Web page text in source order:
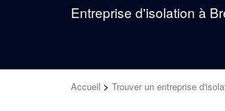
Entreprise d'isolation à
Accueil > Trouver un entreprise